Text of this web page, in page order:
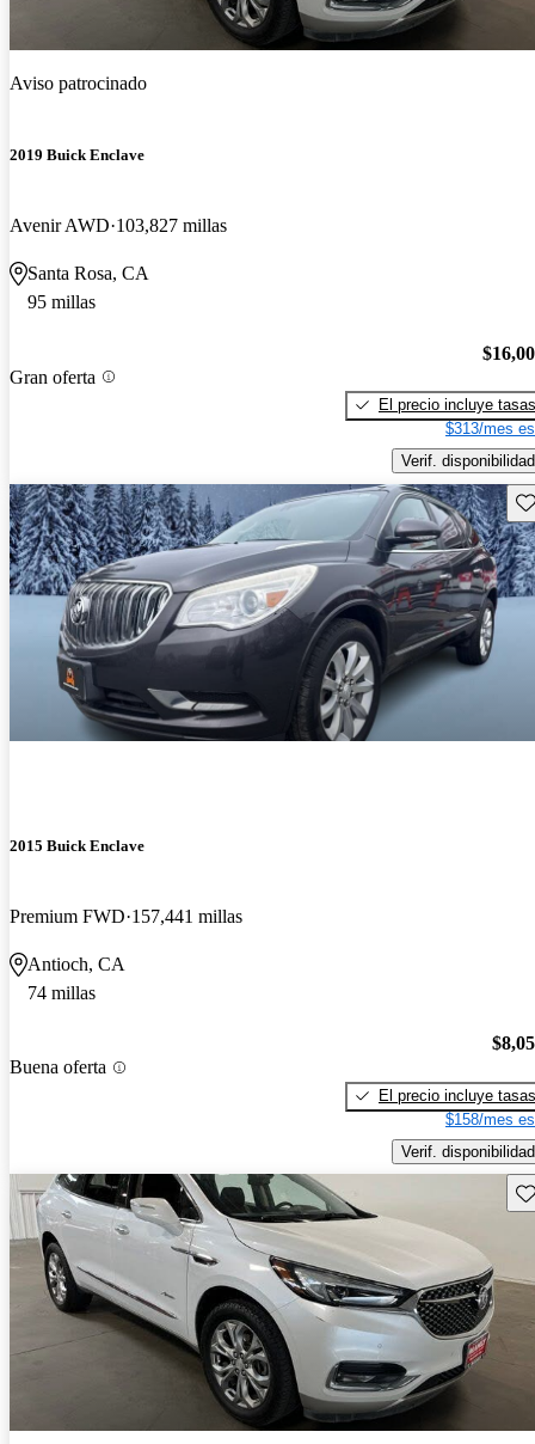
Aviso patrocinado
2019 Buick Enclave
Avenir AWD 103,827 millas
Santa Rosa, CA
95 millas
Gran oferta
El precio incluye tasas
$313/mes
Verif. disponibilidad
2015 Buick Enclave
Premium FWD 157,441 millas
Antioch, CA
74 millas
Buena oferta
El precio incluye tasas
$158/mes
Verif. disponibilidad